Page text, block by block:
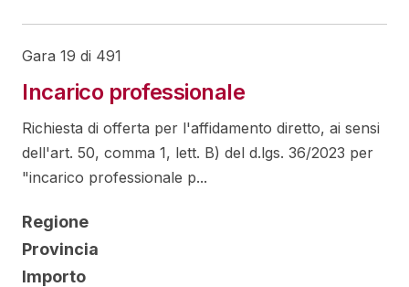
Gara 19 di 491
Incarico professionale
Richiesta di offerta per l'affidamento diretto, ai sensi
dell'art. 50, comma 1, lett. B) del d.lgs. 36/2023 per
"incarico professionale p...
Regione
Provincia
Importo